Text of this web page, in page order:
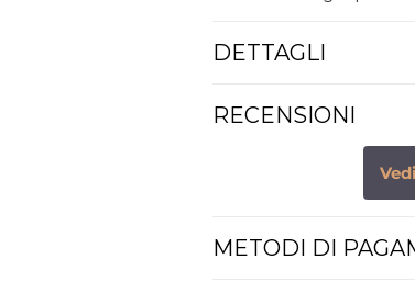
DETTAGLI
RECENSIONI
METODI DI